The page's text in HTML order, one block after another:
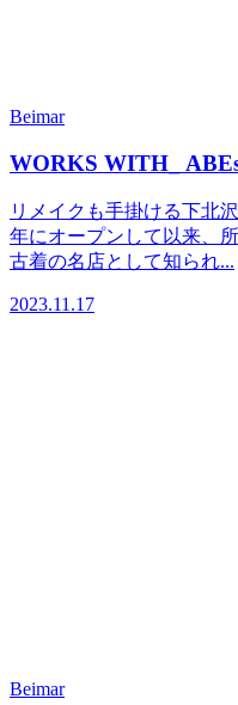
Beimar
WORKS WITH_
リメイクも手掛ける下北
年にオープンして以来、
古着の名店として知られ...
2023.11.17
Beimar